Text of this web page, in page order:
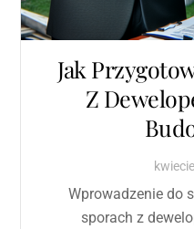
Jak
Z
Wprowadzenie do
sporach z